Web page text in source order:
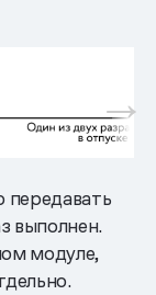
передавать
выполнен.
модуле,